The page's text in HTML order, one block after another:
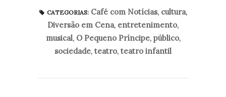
CATEGORIAS: Café com Notícias, cultura,
Diversão em Cena, entretenimento,
musical, O Pequeno Príncipe, público,
sociedade, teatro, teatro infantil